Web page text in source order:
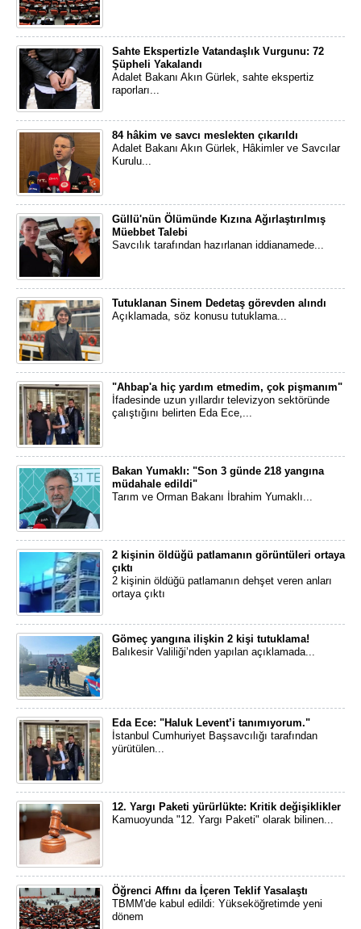
Sahte Ekspertizle Vatandaşlık Vurgunu: 72
Şüpheli Yakalandı
Adalet Bakanı Akın Gürlek, sahte ekspertiz
raporları...
84 hâkim ve savcı meslekten çıkarıldı
Adalet Bakanı Akın Gürlek, Hâkimler ve Savcılar
Kurulu...
Güllü'nün Ölümünde Kızına Ağırlaştırılmış
Müebbet Talebi
Savcılık tarafından hazırlanan iddianamede...
Tutuklanan Sinem Dedetaş görevden alındı
Açıklamada, söz konusu tutuklama...
"Ahbap'a hiç yardım etmedim, çok pişmanım"
İfadesinde uzun yıllardır televizyon sektöründe
çalıştığını belirten Eda Ece,...
Bakan Yumaklı: "Son 3 günde 218 yangına
müdahale edildi"
Tarım ve Orman Bakanı İbrahim Yumaklı...
2 kişinin öldüğü patlamanın görüntüleri ortaya
çıktı
2 kişinin öldüğü patlamanın dehşet veren anları
ortaya çıktı
Gömeç yangına ilişkin 2 kişi tutuklama!
Balıkesir Valiliği’nden yapılan açıklamada...
Eda Ece: "Haluk Levent’i tanımıyorum."
İstanbul Cumhuriyet Başsavcılığı tarafından
yürütülen...
12. Yargı Paketi yürürlükte: Kritik değişiklikler
Kamuoyunda "12. Yargı Paketi" olarak bilinen...
Öğrenci Affını da İçeren Teklif Yasalaştı
TBMM'de kabul edildi: Yükseköğretimde yeni
dönem